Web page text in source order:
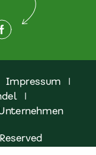
Impressum
|
|